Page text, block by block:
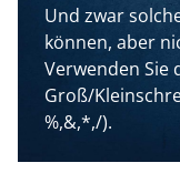
Und zwar
können, aber
Verwenden Sie
Groß/
%,&,*,/).